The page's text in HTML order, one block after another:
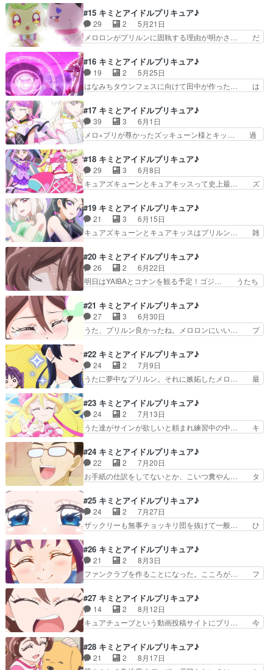
る程の売れ筋商品、キラキラ… 今回はバレーボー
ル型クラヤミンダーのデザ… 「なんだかかわいく
なってる」というより「…
は母の日でもあり、こころの誕生日回と… 母の日
がテーマになっていてこころのお母さ… こころち
ゃんピーマン肉詰め好きな設定見て… こころ、母
の日と重なっていたからとは言え… お母さんへ～
お父さんの話直接的な説明な… 〜こころからのメ
ッセージ〜(制作:東映ア… ・わんだふるぷりきゅ
あ！を本日は視聴しま…
#15 キミとアイドルプリキュア♪
29 2
5月21日
メロロンがプリルンに固執する理由が明かさ… だ
たまメロメロ大作戦メロ〜！を見ている… 今日見
たアニメ（5/21）・Summer… 一緒にメロロンに
めろめろになっちゃお待機… プリルンがうたと親
密な関係にあることに嫉… とてもおもしろかった
躍に元気をもらった… カッティーさんのもうダメ
だ具合とメロロン… メロロンの重さよ……。ガリ
ュードみたいな…
#16 キミとアイドルプリキュア♪
19 2
5月25日
はなみちタウンフェスに向けて田中が作った… は
ED直前、メロロンがハートキラリロッ… プリル
ンの可愛さと健気さがあふれる回でし… ・プリル
ンの違法アップロード、ここまで頻… キラキラン
ドに戻るプリ！プリルンもアイド… そして早くも
BELIEVER。ついにアイドルプリ… じゃあ違法ア
ップロードしても大してお咎め… CM以来に仕事
のオファー来た（1クールに…
#17 キミとアイドルプリキュア♪
39 3
6月1日
メロ×プリが尊かったズッキューン様とキッ… 過
キランドへレッツゴー！今回めっちゃ泣… なんて
せつないお話なんだ。メロロンの涙で… プリルン
も良かったけど、やっぱメロロンの… うたたちの
力になりたいと思ったプリルンは… プリメロの自
ラネプである→いいえカレー… 缶ビール500mlを
片手にもちズキューン… カッティーさんの浄化役
がズキュキスでその…
#18 キミとアイドルプリキュア♪
29 3
6月8日
キュアズキューンとキュアキッスって史上最… ズ
アズッキューンに夢中になり頭から離れ… 完全に
ズキューンに惚れてしまったうたちゃ… 研究会の
絡みでみことちゃんとこころちゃん… ズキュキス
が話の中心だけどズキューンされ… 徐々に明らか
ンにズキューンされてしまっ… すごく大人っぽい
追加戦士がきたなー、意外… 「記憶をなくした人
もいるわ！」（なお人で…
#19 キミとアイドルプリキュア♪
21 3
6月15日
キュアズキューンとキュアキッスはプリルン… 雑
のギャグ展開からのラストのシリアスに… ついに
来たツイン変身シーン！！！そして裸… 前半は明
るく楽しいのにラストのプリルンで… プリルンの
元の姿を見るたびに､悲鳴をあげ… ズキューンと
空気が漂ってますけど。対象… プリルン…分かっ
ちゃいたけど完全に記憶忘… 富竹ポジションのキ
ャラか？と思ったらフリ…
#20 キミとアイドルプリキュア♪
26 2
6月22日
明日はYAIBAとコナンを観る予定！ゴジ… うたち
殴られたり蹴られたりを漫画的な光… 正式にうた
達のことをプリルンが忘れている… うたちゃんと
の思い出を完全忘却したプリル… ズキュキスの真
相が一部説明された回だけど… 話の整理がされ幼
てもらうため思い出探し… 危ない……今日の分を
投稿する前に寝るとこ… 思い出さがしのピクニッ
ク！名前ももうある…
#21 キミとアイドルプリキュア♪
27 3
6月30日
うた、プリルン良かったね。メロロンにいい… プ
がとうございました。無事沼に浸かりま… 諦めな
いでプリルンにうたが歌って途中から… プリルン
とこれからの思い出を作っていこう… 号泣するう
たと同じ位に常温で夕方まで放置… うたちゃん生
腐というか、ご都合主義の極… まぁ子供向けアニ
メでいつまでも記憶消えた… 二人だけのハーモニ
ー。中盤の山場たるズキ…
#22 キミとアイドルプリキュア♪
24 2
7月9日
うたに夢中なプリルン。それに嫉妬したメロ… 最
ロンの負けヒロインっぷりに磨きがかか… よくや
く平穏な日々が返ってきましたが、プ… OPも1部
だけ変わったこれでズキューンキ… プリティホリ
ックの対決企画をきっかけに始… アイドルプリキ
アvsズキューンキッスと… こころとメロロンの推
し対決、テレ朝繋がり… 対立煽りは美味しい事を
スポンサーが理解し…
#23 キミとアイドルプリキュア♪
24 2
7月13日
うた達がサインが欲しいと頼まれ練習中の中… キ
昨日も投稿し忘れてるべや。先週終わら… 久しぶ
りのカイト君の登場に、期待と不安を… 活動再開
した響カイトと出会いアイドルとし… カイトさん
も蓮じいさんも、立ち位置がまだ… てかどっちも
くん大活躍うたちゃんのカイ… サインはI(アイ)。
久々に直球でアイドル… ちょっと雰囲気似てたけ
ど…あれは別人だね…
#24 キミとアイドルプリキュア♪
22 2
7月20日
お手紙の仕訳をしてないとか、こいつ糞やん… タ
子様はこの回観てどう思ったのだろうか… ベンチ
に座ってななちゃんの癒しが炸裂だっ… 田中に夏
休みをとってもらうために奮闘する… タナカーン
の業務で収入が発生するのはグリ… タナカーンこ
の夏休み。夏といえば白い服… 今回はマッサージ
チェア型クラヤミンダーの… 蒼風ななちゃんに癒
されたい。次回は神回の…
#25 キミとアイドルプリキュア♪
24 2
7月27日
ザックリーも無事チョッキリ団を抜けて一般… ひ
事が落ち着いて少し暇になったのと、お… ひまわ
り畑でザックリーと再会するなな。相… ひまわり
畑でウインクしてザックリーらしい… ブルーの存
在がめちゃShiny!ななちゃ… アフタヌーンティー
退場！カッティー君も… あのザックリーが悲哀に
満ちたこんな味わい… 今回はザックリンダーのデ
ザインを描きまし…
#26 キミとアイドルプリキュア♪
21 2
8月3日
ファンクラブを作ることになった。こころが… フ
ドルプリキュア・ズキューンキッスのフ… おぢさ
んはまだこげなもんでなかとべさ。名… キュンこ
そものの上手なれ！本編のストーリ… 提案したグ
ッズ全部商品化されとるで（小声… アイプリ＆ズ
型クラヤミンダーの設定を描… ナチュラルにキュ
ンして。そういえばまだな… 驚きだったのはカッ
#27 キミとアイドルプリキュア♪
14 2
8月12日
キュアチューブという動画投稿サイトにプリ… 今
木くんのインパクト強くて…ズキューン… 初期の
頃の雰囲気はどこへやらタコさんウィ… 主人公の
うたちゃん（変身前）がきゅあつべ… 冒頭でシレ
#28 キミとアイドルプリキュア♪
21 2
8月17日